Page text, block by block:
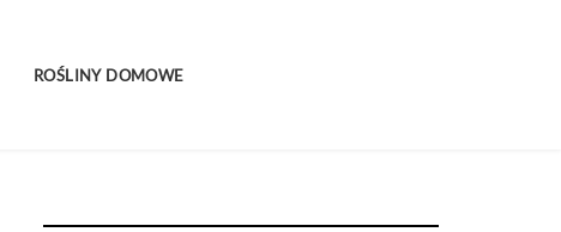
ROŚLINY DOMOWE